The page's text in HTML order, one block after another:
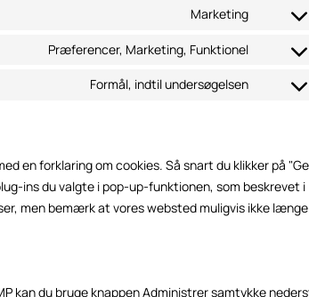
maps
service
service
Marketing
service
Præferencer, Marketing, Funktionel
Formål, indtil undersøgelsen
diverse
en forklaring om cookies. Så snart du klikker på
ins du valgte i pop-up-funktionen, som beskrevet i
men bemærk at vores websted muligvis ikke
kan du bruge knappen Administrer samtykke